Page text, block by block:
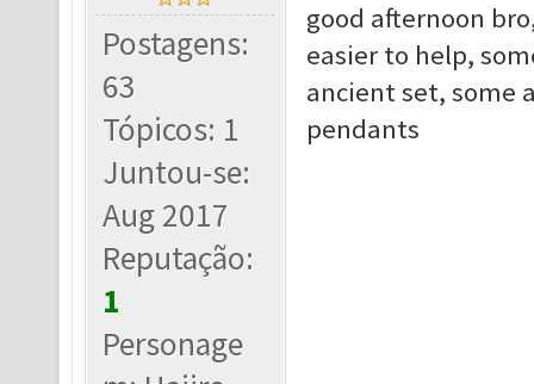
Postagens:
63
Tópicos: 1
Juntou-se:
Aug 2017
Reputação:
1
Personage
good afternoon
easier to help,
ancient set, some
pendants